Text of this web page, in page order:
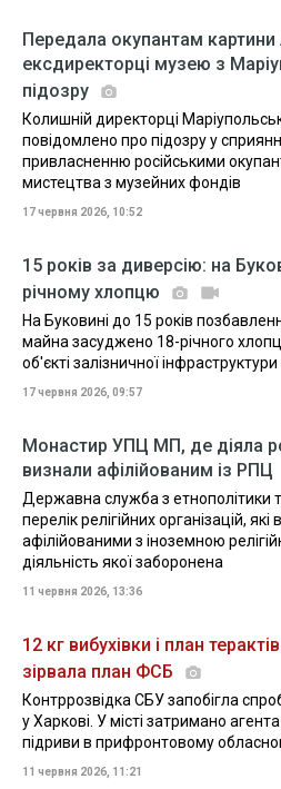
Передала окупантам
ексдиректорці музею з
підозру
Колишній директорці
повідомлено про підозру у
привласненню російськими
мистецтва з музейних фондів
17 червня 2026, 10:52
15 років за диверсію: на
річному хлопцю
На Буковині до 15 років
майна засуджено 18-річного
об'єкті залізничної
17 червня 2026, 09:57
Монастир УПЦ МП, де діяла
визнали афілійованим із РПЦ
Державна служба з етнополітики
перелік релігійних організацій, які
афілійованими з іноземною
діяльність якої заборонена
11 червня 2026, 13:36
12 кг вибухівки і план
зірвала план ФСБ
Контррозвідка СБУ запобігла
у Харкові. У місті затримано
підриви в прифронтовому
11 червня 2026, 11:21